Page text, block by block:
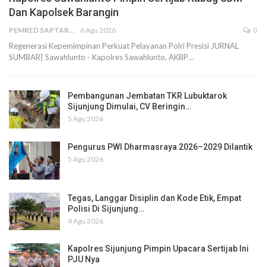
Dan Kapolsek Barangin
PEMRED SAPTARIUS 6 Agu 2026 0
Regenerasi Kepemimpinan Perkuat Pelayanan Polri Presisi JURNAL
SUMBAR| Sawahlunto - Kapolres Sawahlunto, AKBP…
Pembangunan Jembatan TKR Lubuktarok
Sijunjung Dimulai, CV Beringin…
5 Agu 2026
Pengurus PWI Dharmasraya 2026–2029 Dilantik
5 Agu 2026
Tegas, Langgar Disiplin dan Kode Etik, Empat
Polisi Di Sijunjung…
4 Agu 2026
Kapolres Sijunjung Pimpin Upacara Sertijab Ini
PJU Nya